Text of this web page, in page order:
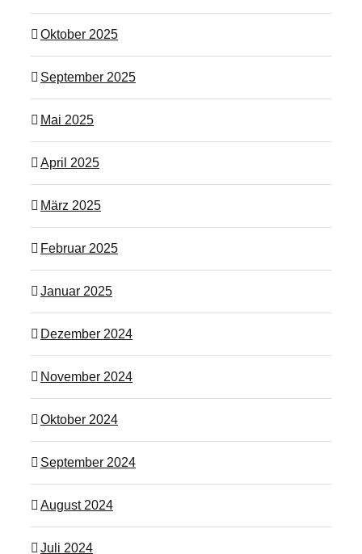
Oktober 2025
September 2025
Mai 2025
April 2025
März 2025
Februar 2025
Januar 2025
Dezember 2024
November 2024
Oktober 2024
September 2024
August 2024
Juli 2024